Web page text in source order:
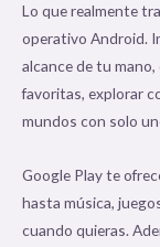
Lo que realmente
operativo Android.
alcance de tu
favoritas, explorar
mundos con solo
Google Play te
hasta música,
cuando quieras.